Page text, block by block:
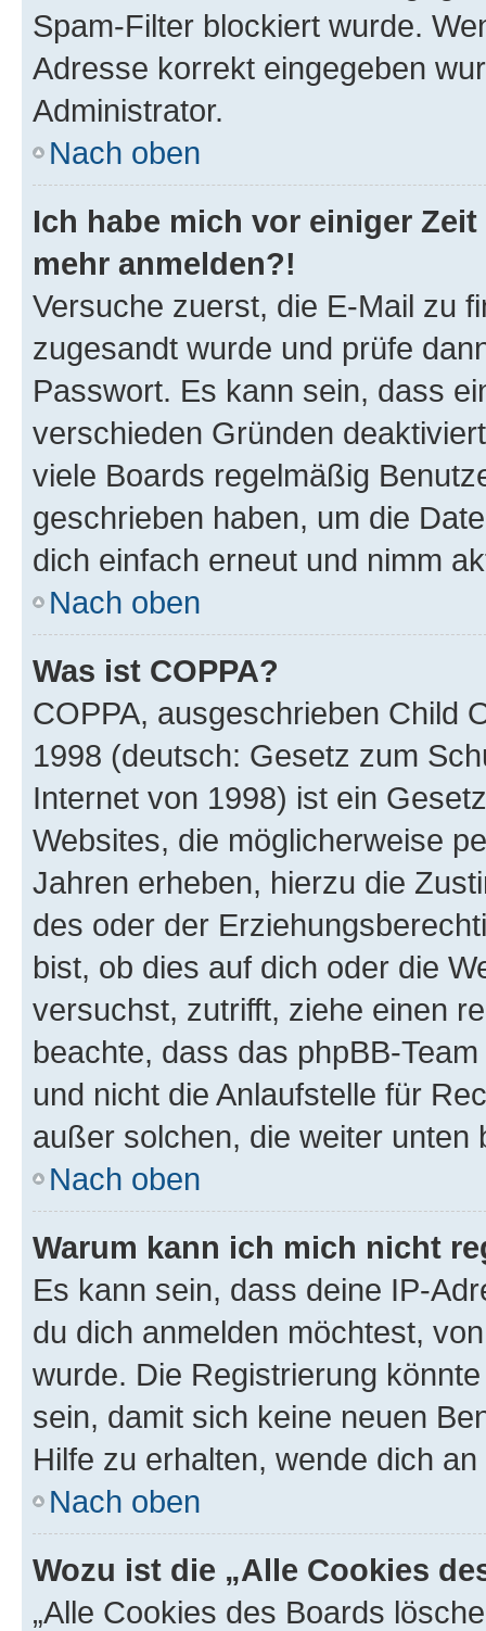
Spam-Filter blockiert wurde.
Adresse korrekt eingegeben
Administrator.
Nach oben
Ich habe mich vor einiger
mehr anmelden?!
Versuche zuerst, die E-Mail zu
zugesandt wurde und prüfe
Passwort. Es kann sein, dass
verschieden Gründen
viele Boards regelmäßig
geschrieben haben, um die
dich einfach erneut und nimm
Nach oben
Was ist COPPA?
COPPA, ausgeschrieben Child
1998 (deutsch: Gesetz zum
Internet von 1998) ist ein
Websites, die möglicherweise
Jahren erheben, hierzu die
des oder der
bist, ob dies auf dich oder die
versuchst, zutrifft, ziehe einen
beachte, dass das phpBB-
und nicht die Anlaufstelle für
außer solchen, die weiter unten
Nach oben
Warum kann ich mich nicht
Es kann sein, dass deine IP-
du dich anmelden möchtest,
wurde. Die Registrierung
sein, damit sich keine neuen
Hilfe zu erhalten, wende dich
Nach oben
Wozu ist die „Alle Cookies
„Alle Cookies des Boards